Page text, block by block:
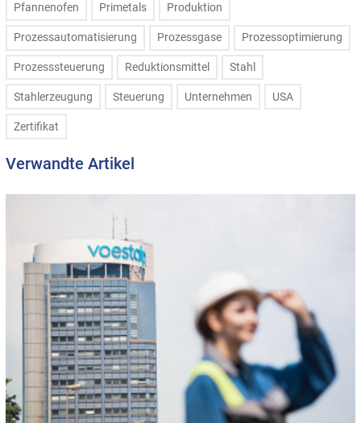
Pfannenofen Primetals Produktion
Prozessautomatisierung Prozessgase Prozessoptimierung
Prozesssteuerung Reduktionsmittel Stahl
Stahlerzeugung Steuerung Unternehmen USA
Zertifikat
Verwandte Artikel